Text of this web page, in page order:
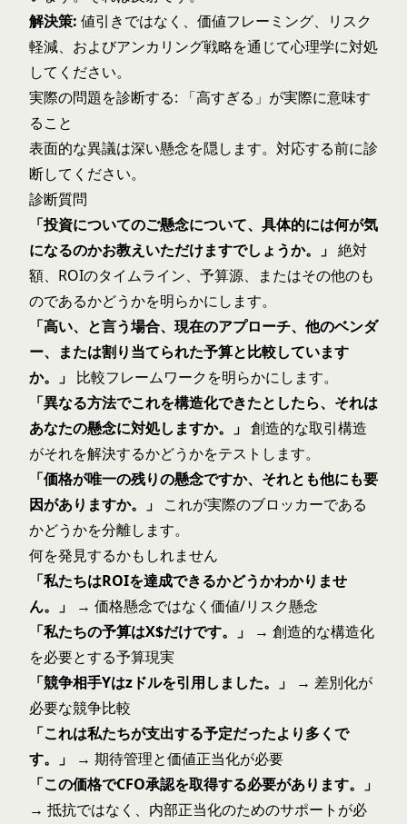
解決策: 値引きではなく、価値フレーミング、リスク
軽減、およびアンカリング戦略を通じて心理学に対処
してください。
実際の問題を診断する: 「高すぎる」が実際に意味す
ること
表面的な異議は深い懸念を隠します。対応する前に診
断してください。
診断質問
「投資についてのご懸念について、具体的には何が気
になるのかお教えいただけますでしょうか。」 絶対
額、ROIのタイムライン、予算源、またはその他のも
のであるかどうかを明らかにします。
「高い、と言う場合、現在のアプローチ、他のベンダ
ー、または割り当てられた予算と比較しています
か。」 比較フレームワークを明らかにします。
「異なる方法でこれを構造化できたとしたら、それは
あなたの懸念に対処しますか。」 創造的な取引構造
がそれを解決するかどうかをテストします。
「価格が唯一の残りの懸念ですか、それとも他にも要
因がありますか。」
これが実際のブロッカーである
かどうかを分離します。
何を発見するかもしれません
「私たちはROIを達成できるかどうかわかりませ
ん。」
→ 価格懸念ではなく価値/リスク懸念
「私たちの予算はX$だけです。」
→ 創造的な構造化
を必要とする予算現実
「競争相手Yはzドルを引用しました。」
→ 差別化が
必要な競争比較
「これは私たちが支出する予定だったより多くで
す。」
→ 期待管理と価値正当化が必要
「この価格でCFO承認を取得する必要があります。」
→ 抵抗ではなく、内部正当化のためのサポートが必